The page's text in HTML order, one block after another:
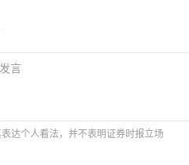
言
达个人看法，并不表明证券时报立场